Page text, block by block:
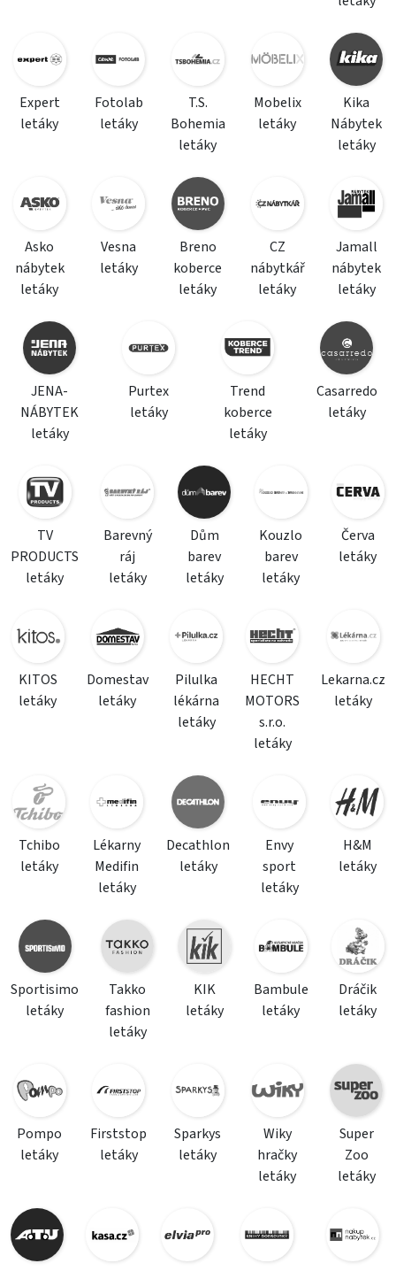
Expert
letáky
Fotolab
letáky
T.S.
Bohemia
letáky
Mobelix
letáky
Kika
Nábytek
letáky
Asko
nábytek
letáky
Vesna
letáky
Breno
koberce
letáky
CZ
nábytkář
letáky
Jamall
nábytek
letáky
JENA-
NÁBYTEK
letáky
Purtex
letáky
Trend
koberce
letáky
Casarredo
letáky
TV
PRODUCTS
letáky
Barevný
ráj
letáky
Dům
barev
letáky
Kouzlo
barev
letáky
Červa
letáky
KITOS
letáky
Domestav
letáky
Pilulka
lékárna
letáky
HECHT
MOTORS
s.r.o.
letáky
Lekarna.cz
letáky
Tchibo
letáky
Lékarny
Medifin
letáky
Decathlon
letáky
Envy
sport
letáky
H&M
letáky
Sportisimo
letáky
Takko
fashion
letáky
KIK
letáky
Bambule
letáky
Dráčik
letáky
Pompo
letáky
Firststop
letáky
Sparkys
letáky
Wiky
hračky
letáky
Super
Zoo
letáky